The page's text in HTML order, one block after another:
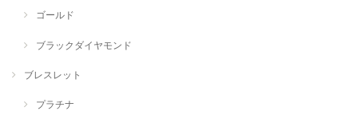
ゴールド
ブラックダイヤモンド
ブレスレット
プラチナ